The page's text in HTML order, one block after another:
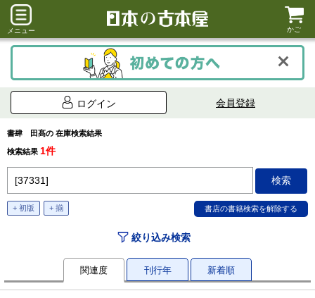
メニュー かご
ログイン 会員登録
書肆 田髙の 在庫検索結果
検索結果 1件
+ 初版 + 揃
絞り込み検索
関連度 刊行年 新着順